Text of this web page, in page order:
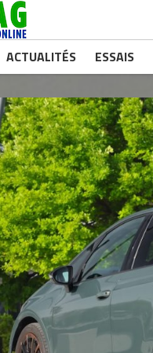
ACTUALITÉS ESSAIS